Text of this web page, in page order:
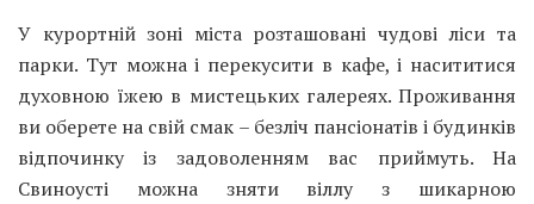
У курортній зоні міста розташовані чудові ліси та
парки. Тут можна і перекусити в кафе, і насититися
духовною їжею в мистецьких галереях. Проживання
ви оберете на свій смак – безліч пансіонатів і будинків
відпочинку із задоволенням вас приймуть. На
Свиноусті можна зняти віллу з шикарною